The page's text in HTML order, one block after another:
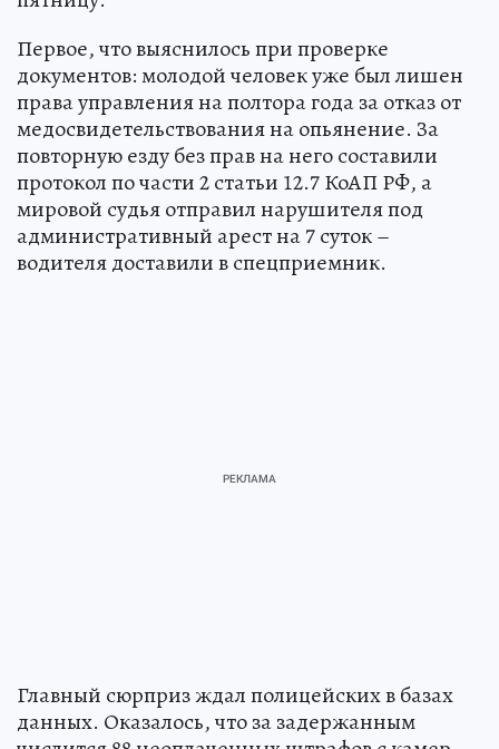
Первое, что выяснилось при проверке
документов: молодой человек уже был лишен
права управления на полтора года за отказ от
медосвидетельствования на опьянение. За
повторную езду без прав на него составили
протокол по части 2 статьи 12.7 КоАП РФ, а
мировой судья отправил нарушителя под
административный арест на 7 суток –
водителя доставили в спецприемник.
Главный сюрприз ждал полицейских в базах
данных. Оказалось, что за задержанным